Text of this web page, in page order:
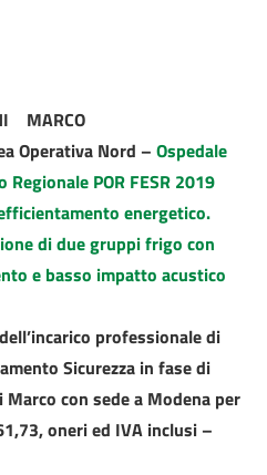
MARCO
Operativa Nord – Ospedale
POR FESR 2019
energetico.
di due gruppi frigo con
e basso impatto acustico
professionale di
Sicurezza in fase di
Marco con sede a Modena per
oneri ed IVA inclusi –